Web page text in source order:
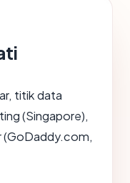
titik data
(Singapore),
(GoDaddy.com,